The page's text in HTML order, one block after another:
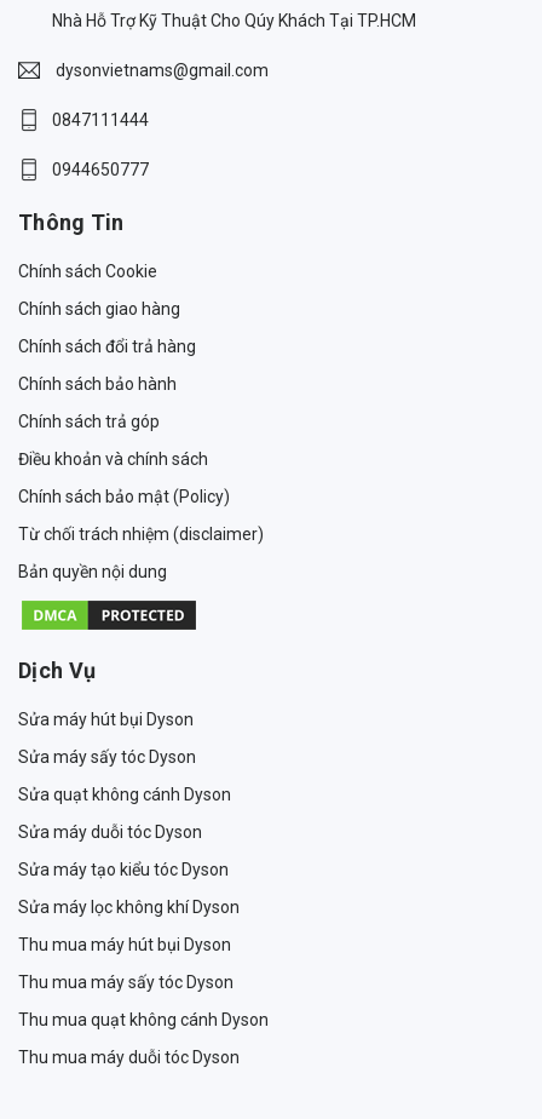
Nhà Hỗ Trợ Kỹ Thuật Cho Qúy Khách Tại TP.HCM
dysonvietnams@gmail.com
0847111444
0944650777
Thông Tin
Chính sách Cookie
Chính sách giao hàng
Chính sách đổi trả hàng
Chính sách bảo hành
Chính sách trả góp
Điều khoản và chính sách
Chính sách bảo mật (Policy)
Từ chối trách nhiệm (disclaimer)
Bản quyền nội dung
Dịch Vụ
Sửa máy hút bụi Dyson
Sửa máy sấy tóc Dyson
Sửa quạt không cánh Dyson
Sửa máy duỗi tóc Dyson
Sửa máy tạo kiểu tóc Dyson
Sửa máy lọc không khí Dyson
Thu mua máy hút bụi Dyson
Thu mua máy sấy tóc Dyson
Thu mua quạt không cánh Dyson
Thu mua máy duỗi tóc Dyson